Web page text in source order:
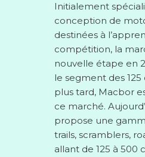
Initialement
conception de
destinées à
compétition, la
nouvelle étape en
le segment des 125
plus tard, Macbor
ce marché.
propose une
trails, scramblers,
allant de 125 à 500